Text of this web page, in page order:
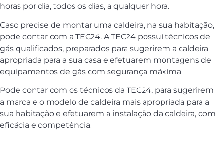
horas por dia, todos os dias, a qualquer hora.
Caso precise de montar uma caldeira, na sua habitação,
pode contar com a TEC24. A TEC24 possui técnicos de
gás qualificados, preparados para sugerirem a caldeira
apropriada para a sua casa e efetuarem montagens de
equipamentos de gás com segurança máxima.
Pode contar com os técnicos da TEC24, para sugerirem
a marca e o modelo de caldeira mais apropriada para a
sua habitação e efetuarem a instalação da caldeira, com
eficácia e competência.